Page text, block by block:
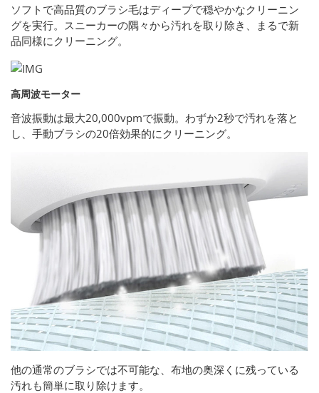
ソフトで高品質のブラシ毛はディープで穏やかなクリーニン
グを実行。スニーカーの隅々から汚れを取り除き、まるで新
品同様にクリーニング。
高周波モーター
音波振動は最大20,000vpmで振動。わずか2秒で汚れを落と
し、手動ブラシの20倍効果的にクリーニング。
他の通常のブラシでは不可能な、布地の奥深くに残っている
汚れも簡単に取り除けます。